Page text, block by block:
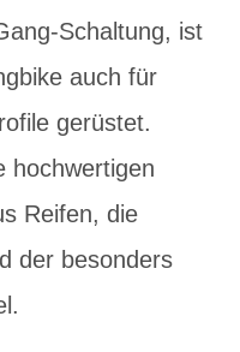
Schaltung, ist
auch für
gerüstet.
hochwertigen
Reifen, die
der besonders